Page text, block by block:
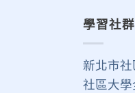
學習社群
新北市
社區大